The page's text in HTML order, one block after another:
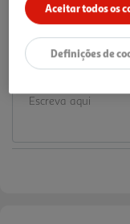
4,99 €
Notas de preparação
Aceitar todos os
Definições de